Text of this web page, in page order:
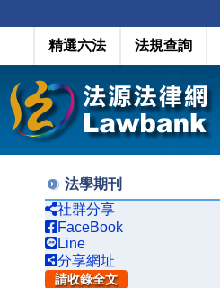
精選六法 法規查詢
法學期刊
社群分享
FaceBook
Line
分享網址
請收錄全文